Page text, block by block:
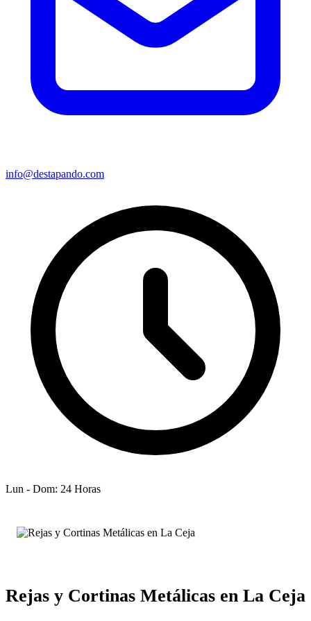
info@destapando.com
Lun - Dom: 24 Horas
Rejas y Cortinas Metálicas en La Ceja